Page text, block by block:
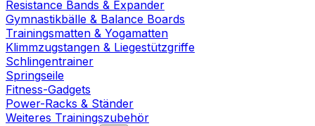
Resistance Bands & Expander
Gymnastikbälle & Balance Boards
Trainingsmatten & Yogamatten
Klimmzugstangen & Liegestützgriffe
Schlingentrainer
Springseile
Fitness-Gadgets
Power-Racks & Ständer
Weiteres Trainingszubehör